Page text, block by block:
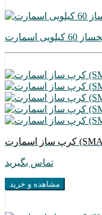
تماس بگیرید
مشاهده و خرید